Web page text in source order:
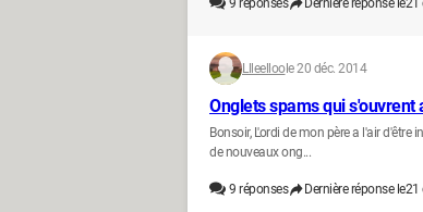
9 réponses Dernière réponse le21
Llleelloole 20 déc. 2014
Onglets spams qui
Bonsoir, L'ordi de mon père a l'air
de nouveaux ong...
9 réponses Dernière réponse le21